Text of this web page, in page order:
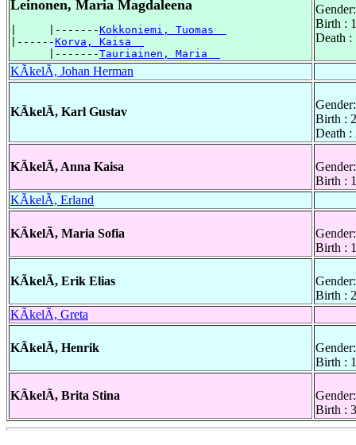
Leinonen, Maria Magdaleena
|     |-------Kokkoniemi, Tuomas
|------Korva, Kaisa
      |-------
Tauriainen, Maria
Birth :
Death :
KÃkelÃ, Johan Herman
KÃkelÃ, Karl Gustav
Birth :
Death :
KÃkelÃ, Anna Kaisa
Birth :
KÃkelÃ, Erland
KÃkelÃ, Maria Sofia
Birth :
KÃkelÃ, Erik Elias
Birth :
KÃkelÃ, Greta
KÃkelÃ, Henrik
Birth :
KÃkelÃ, Brita Stina
Birth :